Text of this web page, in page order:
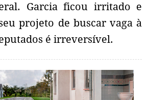
Garcia ficou irritado e
projeto de buscar vaga à
é irreversível.